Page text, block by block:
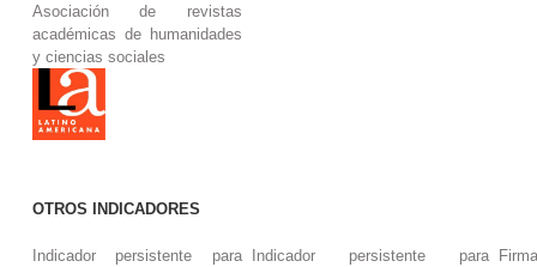
Asociación de revistas
académicas de humanidades
y ciencias sociales
OTROS INDICADORES
Indicador persistente para
Indicador persistente para